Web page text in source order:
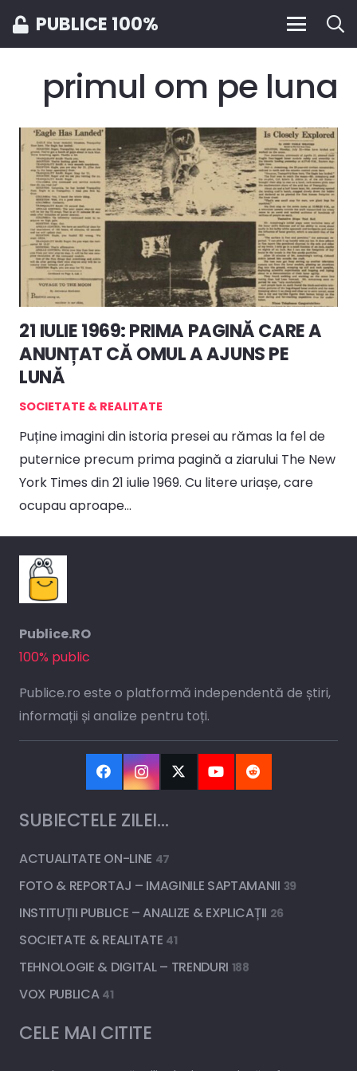
PUBLICE 100%
primul om pe luna
21 IULIE 1969: PRIMA PAGINĂ CARE A
ANUNȚAT CĂ OMUL A AJUNS PE
LUNĂ
SOCIETATE & REALITATE
Puține imagini din istoria presei au rămas la fel de
puternice precum prima pagină a ziarului The New
York Times din 21 iulie 1969. Cu litere uriașe, care
ocupau aproape…
Publice.RO
100% public
Publice.ro este o platformă independentă de știri,
informații și analize pentru toți.
SUBIECTELE ZILEI…
ACTUALITATE ON-LINE 47
FOTO & REPORTAJ – IMAGINILE SAPTAMANII 39
INSTITUȚII PUBLICE – ANALIZE & EXPLICAȚII 26
SOCIETATE & REALITATE 41
TEHNOLOGIE & DIGITAL – TRENDURI 188
VOX PUBLICA 41
CELE MAI CITITE